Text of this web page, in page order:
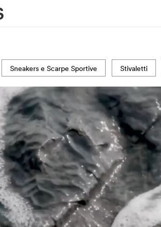
Sneakers e Scarpe Sportive Stivaletti